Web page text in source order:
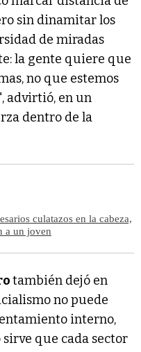
sin dinamitar los
de miradas
la gente quiere que
no que estemos
advirtió, en un
dentro de la
culatazos en la cabeza,
a un joven
también dejó en
no puede
interno,
que cada sector